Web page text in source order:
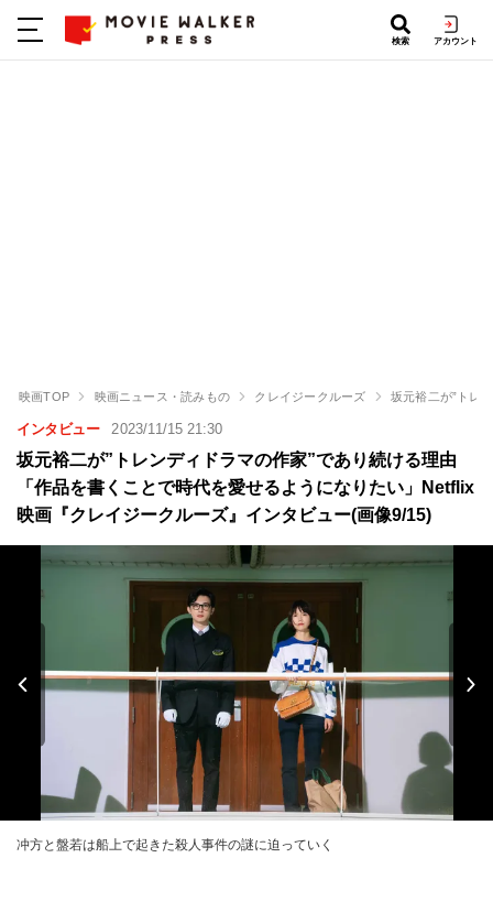
検索 アカウント
映画TOP 映画ニュース・読みもの クレイジークルーズ 坂元裕二が”トレ
インタビュー 2023/11/15 21:30
坂元裕二が”トレンディドラマの作家”であり続ける理由
「作品を書くことで時代を愛せるようになりたい」Netflix
映画『クレイジークルーズ』インタビュー(画像9/15)
冲方と盤若は船上で起きた殺人事件の謎に迫っていく